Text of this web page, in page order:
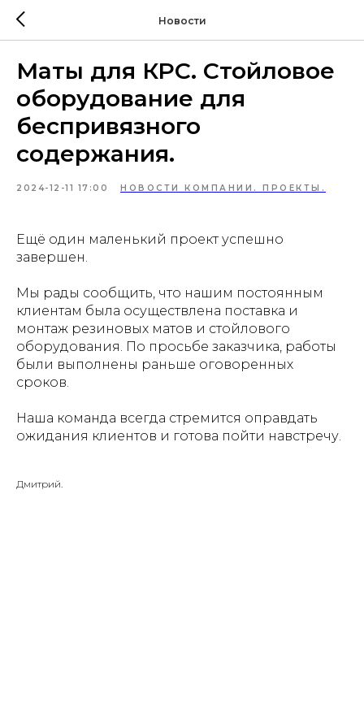
Новости
Маты для КРС. Стойловое
оборудование для
беспривязного
содержания.
2024-12-11 17:00 НОВОСТИ КОМПАНИИ. ПРОЕКТЫ.
Ещё один маленький проект успешно
завершен.
Мы рады сообщить, что нашим постоянным
клиентам была осуществлена поставка и
монтаж резиновых матов и стойлового
оборудования. По просьбе заказчика, работы
были выполнены раньше оговоренных
сроков.
Наша команда всегда стремится оправдать
ожидания клиентов и готова пойти навстречу.
Дмитрий.